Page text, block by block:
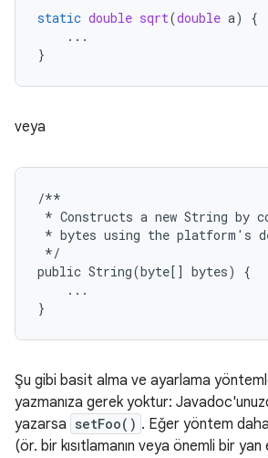
static double sqrt(double a)
{
...
}
veya
/**
* Constructs a new String by
* bytes using the platform ' s
*/
public String(byte[] bytes)
{
...
}
Şu gibi basit alma ve ayarlama
yazmanıza gerek yoktur:
yazarsa setFoo() . Eğer yöntem
(ör. bir kısıtlamanın veya önemli bir